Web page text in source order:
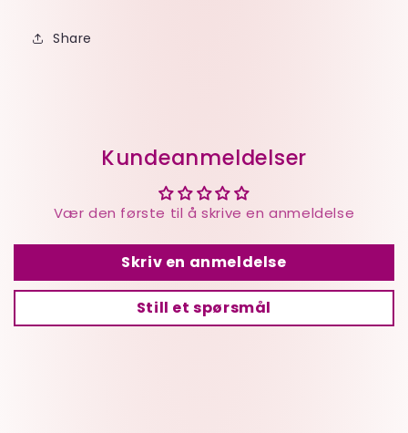
Share
Kundeanmeldelser
Vær den første til å skrive en anmeldelse
Skriv en anmeldelse
Still et spørsmål